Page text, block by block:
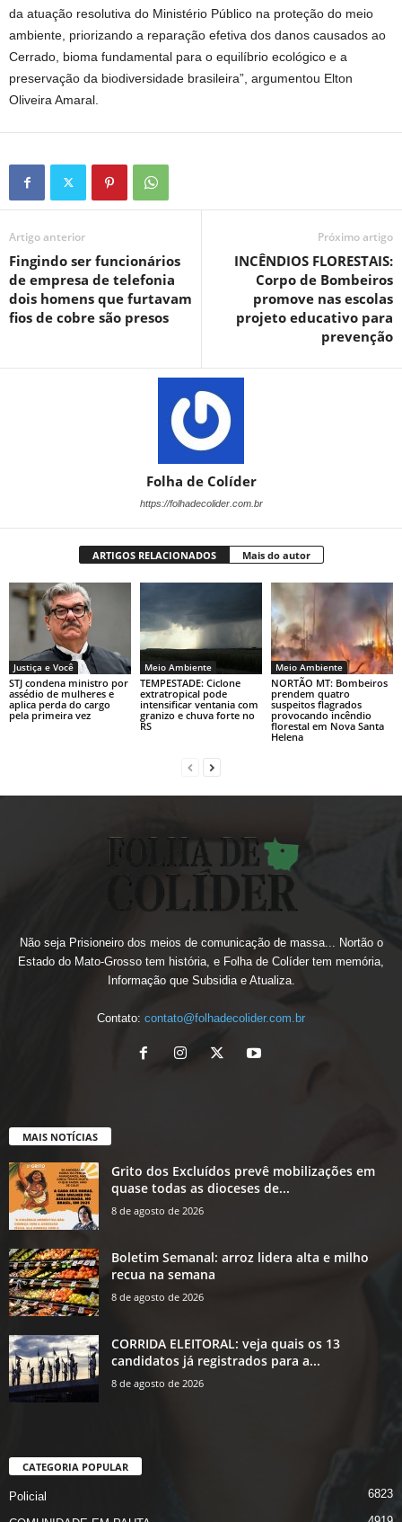
da atuação resolutiva do Ministério Público na proteção do meio
ambiente, priorizando a reparação efetiva dos danos causados ao
Cerrado, bioma fundamental para o equilíbrio ecológico e a
preservação da biodiversidade brasileira”, argumentou Elton
Oliveira Amaral.
Artigo anterior
Fingindo ser funcionários
de empresa de telefonia
dois homens que furtavam
fios de cobre são presos
Próximo artigo
INCÊNDIOS FLORESTAIS:
Corpo de Bombeiros
promove nas escolas
projeto educativo para
prevenção
Folha de Colíder
https://folhadecolider.com.br
ARTIGOS RELACIONADOS Mais do autor
Justiça e Você
STJ condena ministro por
assédio de mulheres e
aplica perda do cargo
pela primeira vez
Meio Ambiente
TEMPESTADE: Ciclone
extratropical pode
intensificar ventania com
granizo e chuva forte no
RS
Meio Ambiente
NORTÃO MT: Bombeiros
prendem quatro
suspeitos flagrados
provocando incêndio
florestal em Nova Santa
Helena
Não seja Prisioneiro dos meios de comunicação de massa... Nortão o
Estado do Mato-Grosso tem história, e Folha de Colíder tem memória,
Informação que Subsidia e Atualiza.
Contato: contato@folhadecolider.com.br
MAIS NOTÍCIAS
Grito dos Excluídos prevê mobilizações em
quase todas as dioceses de...
8 de agosto de 2026
Boletim Semanal: arroz lidera alta e milho
recua na semana
8 de agosto de 2026
CORRIDA ELEITORAL: veja quais os 13
candidatos já registrados para a...
8 de agosto de 2026
CATEGORIA POPULAR
Policial 6823